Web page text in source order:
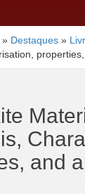
» Destaques »
and